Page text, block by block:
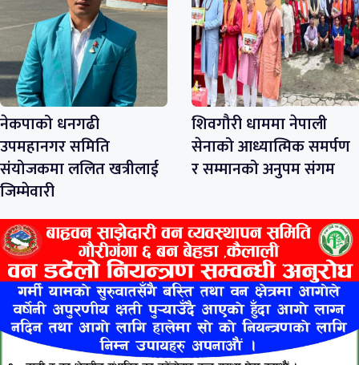
नेकपाको धनगढी
उपमहानगर समिति
संयोजकमा ललित खत्रीलाई
जिम्मेवारी
शिवगौरी धाममा नेपाली
सेनाको आध्यात्मिक समर्पण
र सम्मानको अनुपम संगम